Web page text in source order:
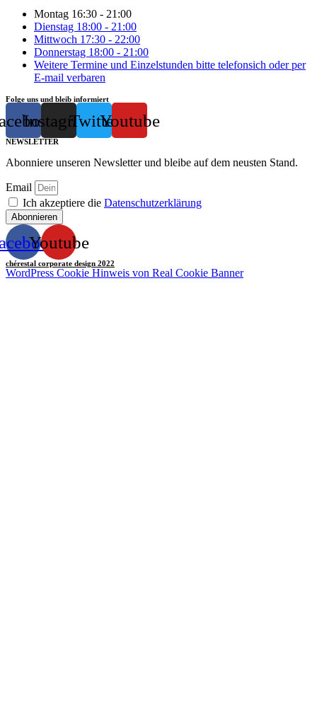
Montag 16:30 - 21:00
Dienstag 18:00 - 21:00
Mittwoch 17:30 - 22:00
Donnerstag 18:00 - 21:00
Weitere Termine und Einzelstunden bitte telefonsich oder per
E-mail verbaren
Folge uns und bleib informiert
InstagramTwitterYoutube
NEWSLETTER
Abonniere unseren Newsletter und bleibe auf dem neusten Stand.
Email
Ich akzeptiere die Datenschutzerklärung
Abonnieren
Youtube
chérestal corporate design 2022
WordPress Cookie Hinweis von Real Cookie Banner